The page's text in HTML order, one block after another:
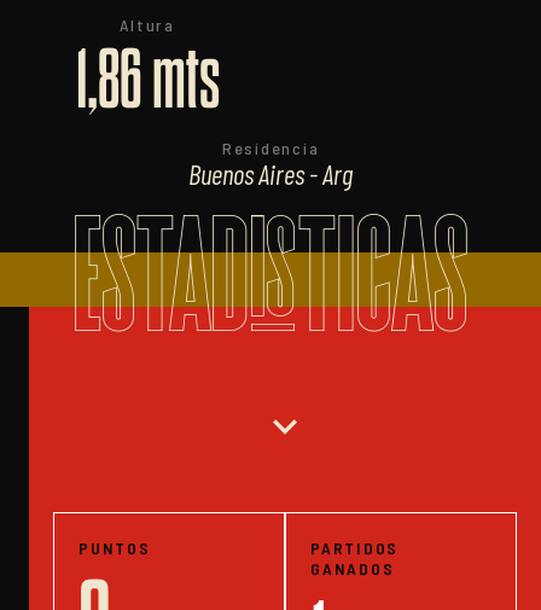
Altura
1,86 mts
Residencia
Buenos Aires - Arg
ESTADISTICAS
expand_more
PUNTOS
PARTIDOS
GANADOS